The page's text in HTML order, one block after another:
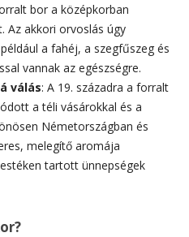
bor a középkorban
Az akkori orvoslás úgy
a fahéj, a szegfűszeg és
vannak az egészségre.
válás: A 19. századra a forralt
a téli vásárokkal és a
Németországban és
melegítő aromája
tartott ünnepségek